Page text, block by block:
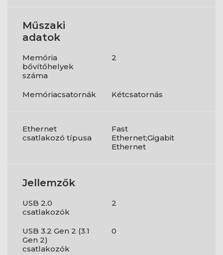
Műszaki
adatok
Memória
bővítőhelyek
száma
2
Memóriacsatornák Kétcsatornás
Ethernet
csatlakozó típusa
Fast
Ethernet;Gigabit
Ethernet
Jellemzők
USB 2.0
csatlakozók
2
USB 3.2 Gen 2 (3.1
Gen 2)
csatlakozók
0